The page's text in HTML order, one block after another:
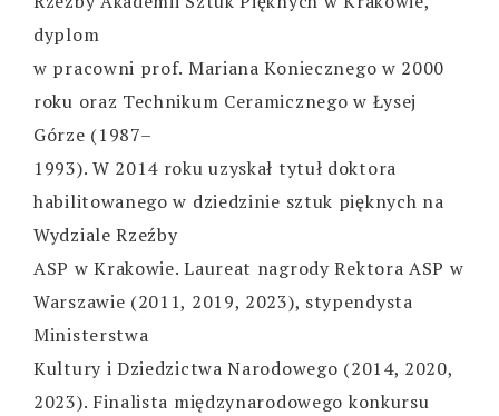
dyplom
w pracowni prof. Mariana Koniecznego w 2000
roku oraz Technikum Ceramicznego w Łysej
Górze (1987–
1993). W 2014 roku uzyskał tytuł doktora
habilitowanego w dziedzinie sztuk pięknych na
Wydziale Rzeźby
ASP w Krakowie. Laureat nagrody Rektora ASP w
Warszawie (2011, 2019, 2023), stypendysta
Ministerstwa
Kultury i Dziedzictwa Narodowego (2014, 2020,
2023). Finalista międzynarodowego konkursu